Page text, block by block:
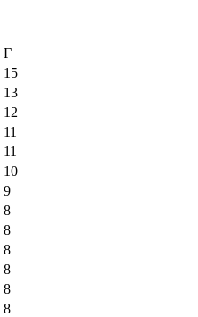
Г
15
13
12
11
11
10
9
8
8
8
8
8
8